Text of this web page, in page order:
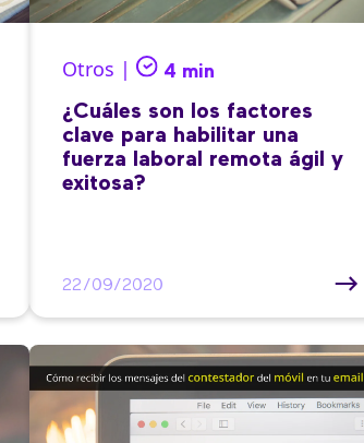
Otros | 4 min
¿Cuáles son los factores
clave para habilitar una
fuerza laboral remota ágil y
exitosa?
22/09/2020